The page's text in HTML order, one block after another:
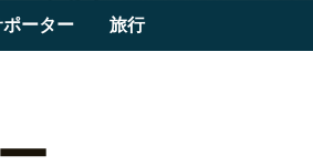
ーター 旅行